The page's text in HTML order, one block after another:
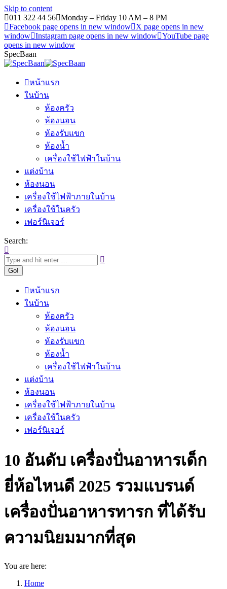
Skip to content
011 322 44 56 Monday – Friday 10 AM – 8 PM
Facebook page opens in new window
X page opens in new
window Instagram page opens in new window YouTube page
opens in new window
SpecBaan
หน้าแรก
ในบ้าน
ห้องครัว
ห้องนอน
ห้องรับแขก
ห้องน้ำ
เครื่องใช้ไฟฟ้าในบ้าน
แต่งบ้าน
ห้องนอน
เครื่องใช้ไฟฟ้าภายในบ้าน
เครื่องใช้ในครัว
เฟอร์นิเจอร์
Search:
หน้าแรก
ในบ้าน
ห้องครัว
ห้องนอน
ห้องรับแขก
ห้องน้ำ
เครื่องใช้ไฟฟ้าในบ้าน
แต่งบ้าน
ห้องนอน
เครื่องใช้ไฟฟ้าภายในบ้าน
เครื่องใช้ในครัว
เฟอร์นิเจอร์
10 อันดับ เครื่องปั่นอาหารเด็ก
ยี่ห้อไหนดี 2025 รวมแบรนด์
เครื่องปั่นอาหารทารก ที่ได้รับ
ความนิยมมากที่สุด
You are here:
Home